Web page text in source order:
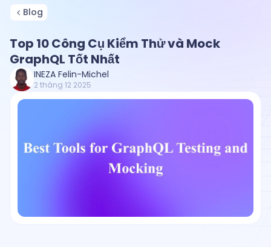
Blog
Top 10 Công Cụ Kiểm Thử và Mock
GraphQL Tốt Nhất
INEZA Felin-Michel
2 tháng 12 2025